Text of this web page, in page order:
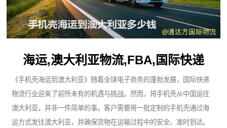
海运,澳大利亚物流,FBA,国际快递
《手机壳海运到澳大利亚》随着全球电子商务的蓬勃发展，国际快递
物流行业迎来了前所未有的机遇与挑战。然而，将手机壳从中国运往
澳大利亚，并非一件简单的事。客户需要将一批定制的手机壳通过海
运方式发往澳大利亚，并确保货物在运输过程中的安全、准时到达。